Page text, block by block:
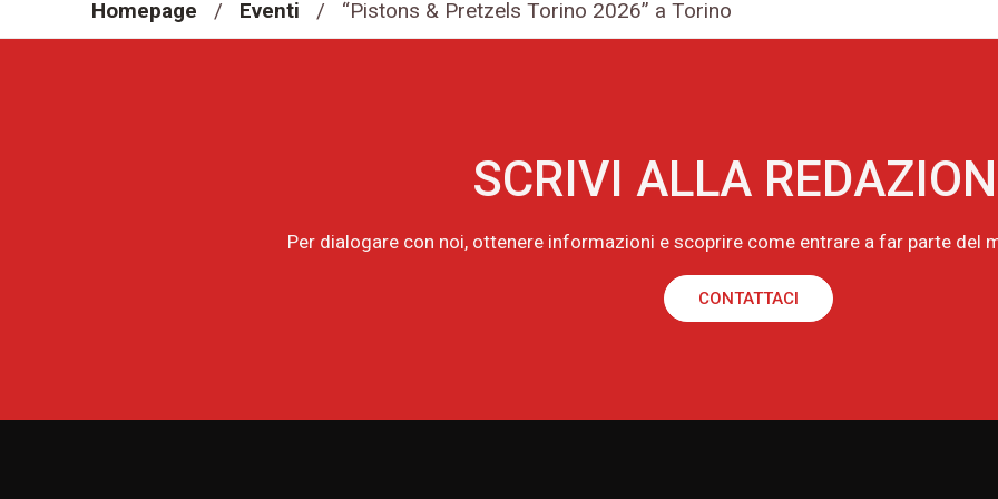
Homepage / Eventi / “Pistons & Pretzels Torino 2026” a Torino
SCRIVI ALLA
Per dialogare con noi, ottenere informazioni e scoprire come entrare a far parte del
CONTATTACI